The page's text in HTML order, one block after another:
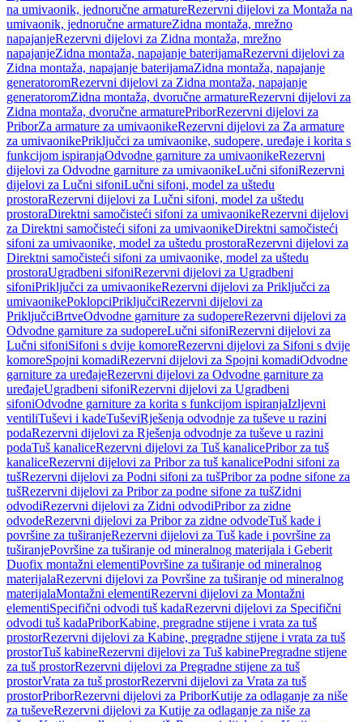
na umivaonik, jednoručne armatureRezervni dijelovi za Montaža na
umivaonik, jednoručne armatureZidna montaža, mrežno
napajanjeRezervni dijelovi za Zidna montaža, mrežno
napajanjeZidna montaža, napajanje baterijamaRezervni dijelovi za
Zidna montaža, napajanje baterijamaZidna montaža, napajanje
generatoromRezervni dijelovi za Zidna montaža, napajanje
generatoromZidna montaža, dvoručne armatureRezervni dijelovi za
Zidna montaža, dvoručne armaturePriborRezervni dijelovi za
PriborZa armature za umivaonikeRezervni dijelovi za Za armature
za umivaonikePriključci za umivaonike, sudopere, uređaje i korita s
funkcijom ispiranjaOdvodne garniture za umivaonikeRezervni
dijelovi za Odvodne garniture za umivaonikeLučni sifoniRezervni
dijelovi za Lučni sifoniLučni sifoni, model za uštedu
prostoraRezervni dijelovi za Lučni sifoni, model za uštedu
prostoraDirektni samočisteći sifoni za umivaonikeRezervni dijelovi
za Direktni samočisteći sifoni za umivaonikeDirektni samočisteći
sifoni za umivaonike, model za uštedu prostoraRezervni dijelovi za
Direktni samočisteći sifoni za umivaonike, model za uštedu
prostoraUgradbeni sifoniRezervni dijelovi za Ugradbeni
sifoniPriključci za umivaonikeRezervni dijelovi za Priključci za
umivaonikePoklopciPriključciRezervni dijelovi za
PriključciBrtveOdvodne garniture za sudopereRezervni dijelovi za
Odvodne garniture za sudopereLučni sifoniRezervni dijelovi za
Lučni sifoniSifoni s dvije komoreRezervni dijelovi za Sifoni s dvije
komoreSpojni komadiRezervni dijelovi za Spojni komadiOdvodne
garniture za uređajeRezervni dijelovi za Odvodne garniture za
uređajeUgradbeni sifoniRezervni dijelovi za Ugradbeni
sifoniOdvodne garniture za korita s funkcijom ispiranjaIzljevni
ventiliTuševi i kadeTuševiRješenja odvodnje za tuševe u razini
podaRezervni dijelovi za Rješenja odvodnje za tuševe u razini
podaTuš kanaliceRezervni dijelovi za Tuš kanalicePribor za tuš
kanaliceRezervni dijelovi za Pribor za tuš kanalicePodni sifoni za
tušRezervni dijelovi za Podni sifoni za tušPribor za podne sifone za
tušRezervni dijelovi za Pribor za podne sifone za tušZidni
odvodiRezervni dijelovi za Zidni odvodiPribor za zidne
odvodeRezervni dijelovi za Pribor za zidne odvodeTuš kade i
površine za tuširanjeRezervni dijelovi za Tuš kade i površine za
tuširanjePovršine za tuširanje od mineralnog materijala i Geberit
Duofix montažni elementiPovršine za tuširanje od mineralnog
materijalaRezervni dijelovi za Površine za tuširanje od mineralnog
materijalaMontažni elementiRezervni dijelovi za Montažni
elementiSpecifični odvodi tuš kadaRezervni dijelovi za Specifični
odvodi tuš kadaPriborKabine, pregradne stijene i vrata za tuš
prostorRezervni dijelovi za Kabine, pregradne stijene i vrata za tuš
prostorTuš kabineRezervni dijelovi za Tuš kabinePregradne stijene
za tuš prostorRezervni dijelovi za Pregradne stijene za tuš
prostorVrata za tuš prostorRezervni dijelovi za Vrata za tuš
prostorPriborRezervni dijelovi za PriborKutije za odlaganje za niše
za tuševeRezervni dijelovi za Kutije za odlaganje za niše za